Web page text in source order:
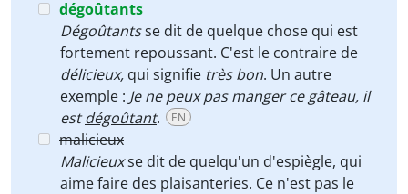
dégoûtants
Dégoûtantsse dit de quelque chose qui est
fortement repoussant. C'est le contraire de
délicieux, qui signifie très bon. Un autre
exemple : Je ne peux pas manger ce gâteau, il
estdégoûtant. EN
malicieux
Malicieuxse dit de quelqu'un d'espiègle, qui
aime faire des plaisanteries. Ce n'est pas le